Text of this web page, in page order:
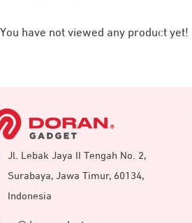
Dengan dukungan multi-OS, JETE-X
ke Android atau
You have not viewed any product yet!
Jl. Lebak Jaya II Tengah No. 2,
Surabaya, Jawa Timur, 60134,
Indonesia